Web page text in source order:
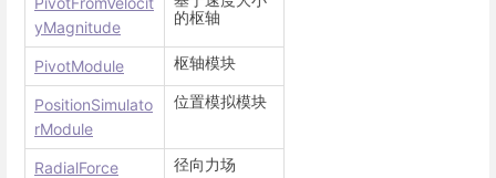
yMagnitude
的枢轴
PivotModule 枢轴模块
PositionSimulato
rModule
位置模拟模块
RadialForce 径向力场